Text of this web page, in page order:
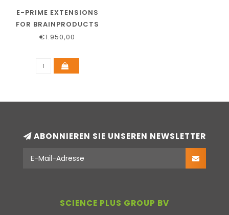
E-PRIME EXTENSIONS
FOR BRAINPRODUCTS
€1.950,00
ABONNIEREN SIE UNSEREN NEWSLETTER
SCIENCE PLUS GROUP BV